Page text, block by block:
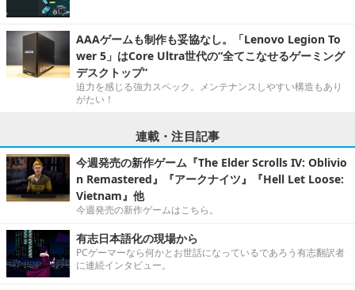
AAAゲームも制作も妥協なし。「Lenovo Legion To
wer 5」はCore Ultra世代の“全てこなせるゲーミング
デスクトップ”
迫力を感じる強力スペック。メンテナンスしやすい構造もあり
がたい！
連載・注目記事
今週発売の新作ゲーム『The Elder Scrolls IV: Oblivio
n Remastered』『アークナイツ』『Hell Let Loose:
Vietnam』他
今週発売の新作ゲームはこちら。
有志日本語化の現場から
PCゲーマーなら何かとお世話になっているであろう有志翻訳者
に連続インタビュー。